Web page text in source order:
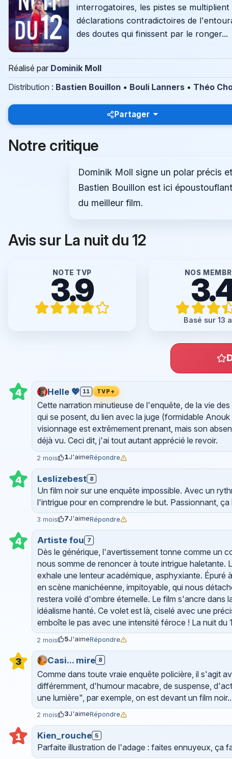
interrogatoires, les pistes se
déclarations contradictoires de
des doutes qui finissent par le ronger...
Réalisé par Dominik Moll
Distribution : Bastien Bouillon • Bouli Lanners • Théo
Partager
Notre critique
Dominik Moll signe un polar précis
Bastien Bouillon est ici
du meilleur film.
Avis sur La nuit du 12
NOTE TVP
3.9 NOS
Basé sur 13
4 Helle 💖 11 TVP+
Cette narration minutieuse de l'enquête, de la vie
qui se posent, du lien avec la juge (formidable
visionnage est extrêmement prenant, mais son
déjà vu. Ceci dit, j'ai tout autant apprécié le revoir.
2 mois 1J'aimeRépondre
4 Leslizebest 8
Un film noir sur une enquête impossible. Avec un
l'intrigue pour en comprendre le but. Passionnant,
3 mois 7J'aimeRépondre
4 Artiste fou 7
Dès le générique, l'avertissement tonne comme un
nous somme de renoncer à toute intrigue haletante.
exhale une lenteur académique, asphyxiante.
en scène manichéenne, impitoyable, qui nous
restera voilé d'ombre éternelle. Le film s'ancre dans
idéalisme hanté. Ce volet est là, ciselé avec une
emboîte le pas avec une intensité féroce ! La nuit du
2 mois 5J'aimeRépondre
3 Casi... mire 8
Comme dans toute vraie enquête policière, il s'agit
différemment, d'humour macabre, de suspense,
une lumière", par exemple, on est devant un film
2 mois 3J'aimeRépondre
1 Kien_rouche 5
Parfaite illustration de l'adage : faites ennuyeux, ça